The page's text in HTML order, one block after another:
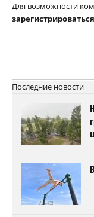
Для возможности
зарегистрироваться
Последние новости